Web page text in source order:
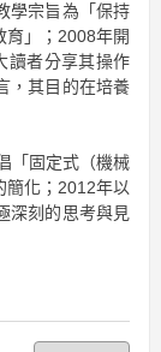
學宗旨為「保持
育」；2008年開
讀者分享其操作
，其目的在培養
「固定式（機械
簡化；2012年以
深刻的思考與見